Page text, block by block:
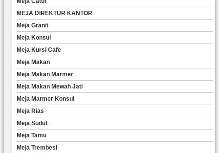
MEJA DIREKTUR KANTOR
Meja Granit
Meja Konsul
Meja Kursi Cafe
Meja Makan
Meja Makan Marmer
Meja Makan Mewah Jati
Meja Marmer Konsul
Meja Rias
Meja Sudut
Meja Tamu
Meja Trembesi